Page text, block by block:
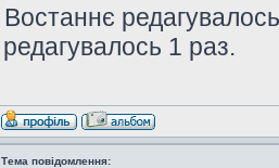
Востаннє
редагувалось 1 раз.
Тема повідомлення: